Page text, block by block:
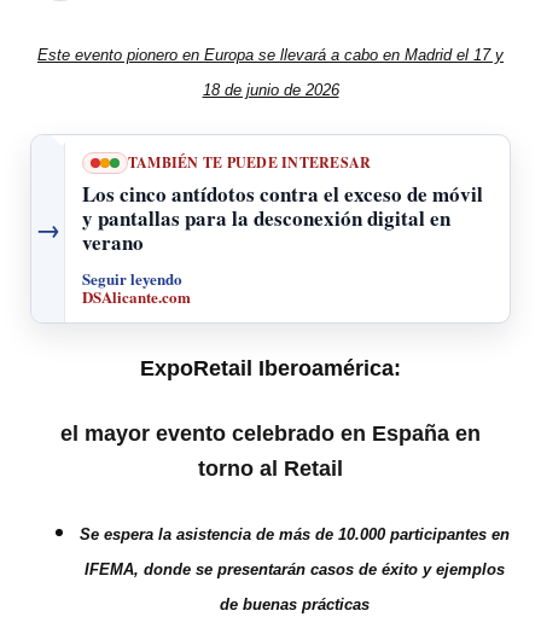
Este evento pionero en Europa se llevará a cabo en Madrid el 17 y
18 de junio de 2026
→
TAMBIÉN TE PUEDE INTERESAR
Los cinco antídotos contra el exceso de móvil
y pantallas para la desconexión digital en
verano
Seguir leyendo
DSAlicante.com
ExpoRetail Iberoamérica:
el mayor evento celebrado en España en
torno al Retail
Se espera la asistencia de más de 10.000 participantes en
IFEMA, donde se presentarán casos de éxito y ejemplos
de buenas prácticas